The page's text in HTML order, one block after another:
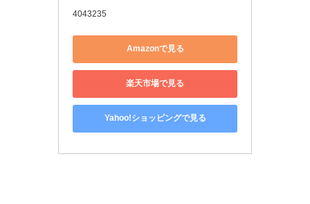
4043235
Amazonで見る
楽天市場で見る
Yahoo!ショッピングで見る